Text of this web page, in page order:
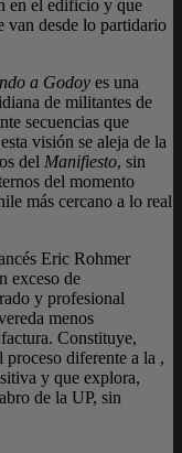
en el edificio y que
van desde lo partidario
a Godoy es una
de militantes de
secuencias que
visión se aleja de la
del Manifiesto, sin
del momento
más cercano a lo real
Eric Rohmer
exceso de
y profesional
menos
Constituye,
diferente a la ,
y que explora,
de la UP, sin